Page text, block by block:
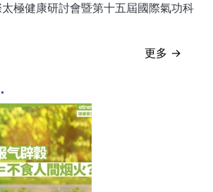
極健康研討會暨第十五屆國際氣功科
更多 →